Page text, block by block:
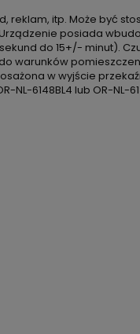
itp. Może być
posiada
do 15+/- minut).
warunków
w wyjście
6148BL4 lub OR-NL-